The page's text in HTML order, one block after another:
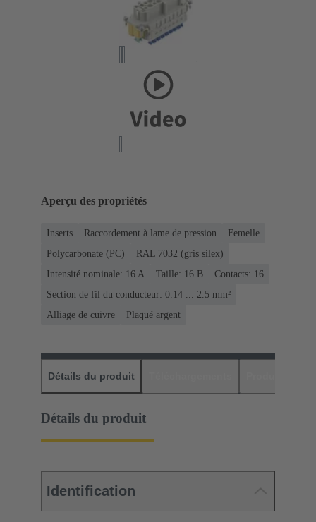
Aperçu des propriétés
Inserts Raccordement à lame de pression
Femelle
Polycarbonate (PC)
RAL 7032 (gris silex)
Intensité nominale: ‌16 A
Taille: 16 B
Contacts: 16
Section de fil du conducteur: 0.14 ... 2.5 mm²
Alliage de cuivre
Plaqué argent
Détails du produit
Détails du produit
Identification